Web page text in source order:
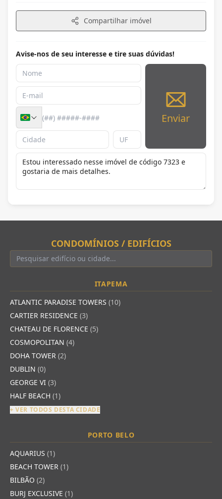
Compartilhar imóvel
Avise-nos de seu interesse e tire suas dúvidas!
Enviar
CONDOMÍNIOS / EDIFÍCIOS
ITAPEMA
ATLANTIC PARADISE TOWERS (10)
CARTIER RESIDENCE (3)
CHATEAU DE FLORENCE (5)
COSMOPOLITAN (4)
DOHA TOWER (2)
DUBLIN (0)
GEORGE VI (3)
HALF BEACH (1)
+ VER TODOS DESTA CIDADE
PORTO BELO
AQUARIUS (1)
BEACH TOWER (1)
BILBÃO (2)
BURJ EXCLUSIVE (1)